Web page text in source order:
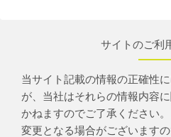
サイトのご利
当サイト記載の情報の正確性
が、当社はそれらの情報内容
かねますのでご了承ください
変更となる場合がございます